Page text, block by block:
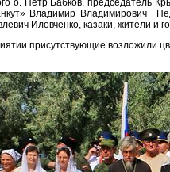
о. Петр Бабков, председатель
Владимир Владимирович
Иловченко, казаки, жители и
присутствующие возложили